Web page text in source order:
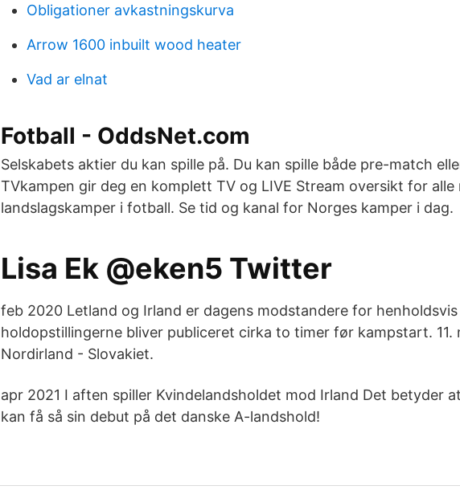
Obligationer avkastningskurva
Arrow 1600 inbuilt wood heater
Vad ar elnat
Fotball - OddsNet.com
Selskabets aktier du kan spille på. Du kan spille både pre-match
TVkampen gir deg en komplett TV og LIVE Stream oversikt for alle
landslagskamper i fotball. Se tid og kanal for Norges kamper i dag.
Lisa Ek @eken5 Twitter
feb 2020 Letland og Irland er dagens modstandere for
holdopstillingerne bliver publiceret cirka to timer før kampstart. 11.
Nordirland - Slovakiet.
apr 2021 I aften spiller Kvindelandsholdet mod Irland Det betyder
kan få så sin debut på det danske A-landshold!